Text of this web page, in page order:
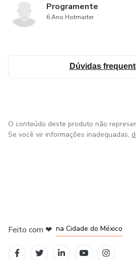
Programente
6 Ano Hotmarter
Dúvidas
O conteúdo deste produto não
Se você vir informações inadequadas,
Feito com ❤ na Cidade do México